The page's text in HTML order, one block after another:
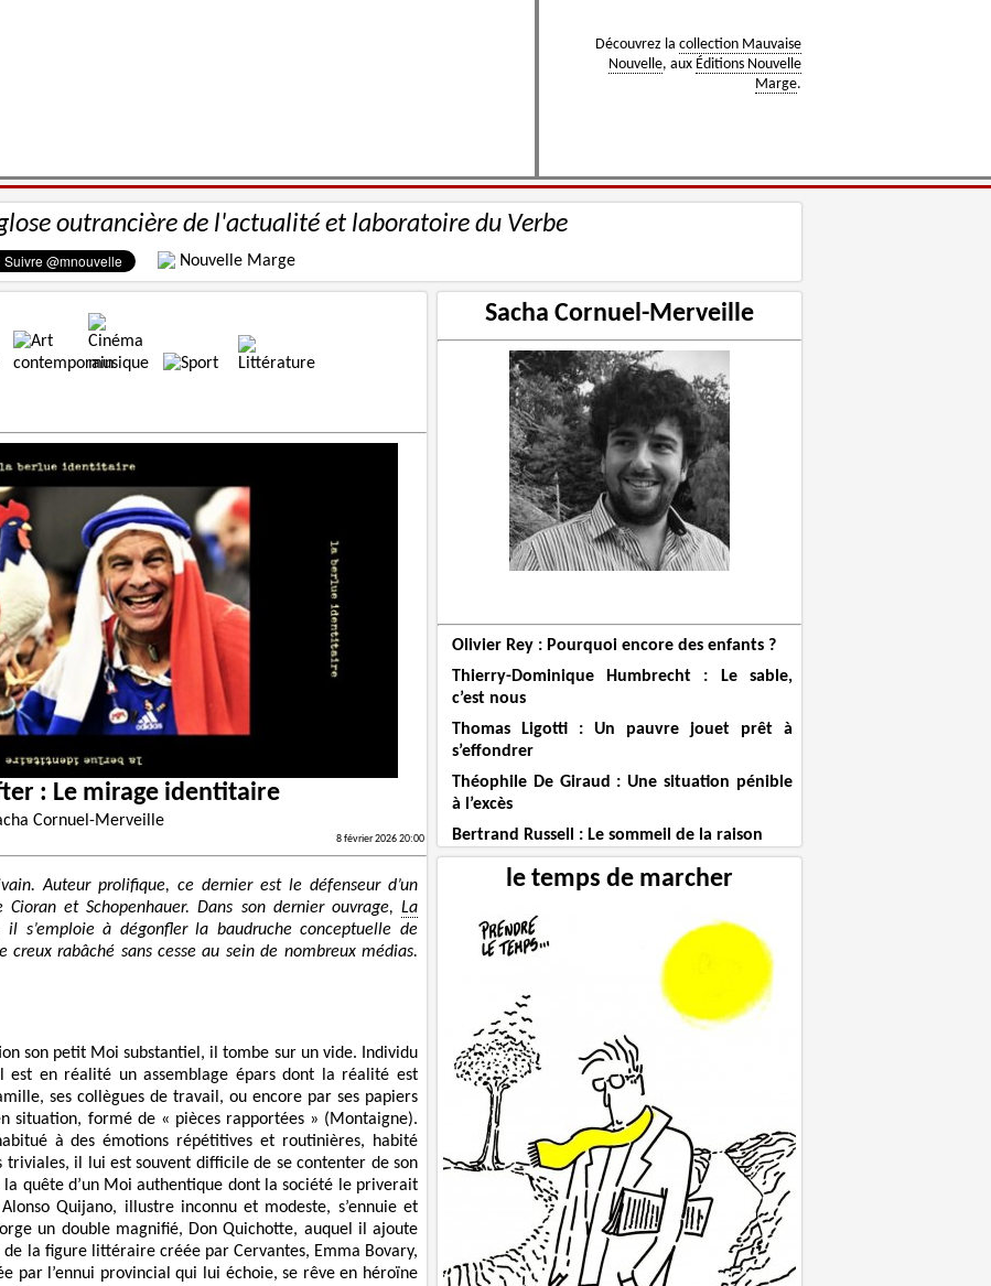
Découvrez la collection Mauvaise
Nouvelle, aux Éditions Nouvelle
Marge.
outrancière de l'actualité et laboratoire du Verbe
Nouvelle Marge
: Le mirage identitaire
Cornuel-Merveille
8 février 2026 20:00
Auteur prolifique, ce dernier est le défenseur d’un
et Schopenhauer. Dans son dernier ouvrage, La
s’emploie à dégonfler la baudruche conceptuelle de
rabâché sans cesse au sein de nombreux médias.
son petit Moi substantiel, il tombe sur un vide. Individu
est en réalité un assemblage épars dont la réalité est
ses collègues de travail, ou encore par ses papiers
situation, formé de « pièces rapportées » (Montaigne).
à des émotions répétitives et routinières, habité
triviales, il lui est souvent difficile de se contenter de son
quête d’un Moi authentique dont la société le priverait
Quijano, illustre inconnu et modeste, s’ennuie et
un double magnifié, Don Quichotte, auquel il ajoute
la figure littéraire créée par Cervantes, Emma Bovary,
par l’ennui provincial qui lui échoie, se rêve en héroïne
Sacha Cornuel-Merveille
Olivier Rey : Pourquoi encore des enfants ?
Thierry-Dominique Humbrecht : Le sable,
c’est nous
Thomas Ligotti : Un pauvre jouet prêt à
s’effondrer
Théophile De Giraud : Une situation pénible
à l’excès
Bertrand Russell : Le sommeil de la raison
le temps de marcher